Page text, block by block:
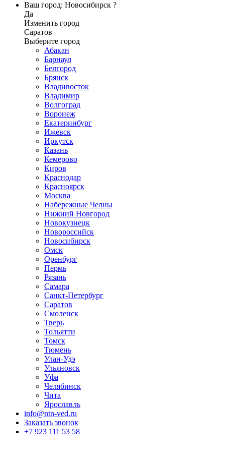
Ваш город: Новосибирск ?
Да
Изменить город
Саратов
Выберите город
Абакан
Барнаул
Белгород
Брянск
Владивосток
Владимир
Волгоград
Воронеж
Екатеринбург
Ижевск
Иркутск
Казань
Кемерово
Киров
Краснодар
Красноярск
Москва
Набережные Челны
Нижний Новгород
Новокузнецк
Новороссийск
Новосибирск
Омск
Оренбург
Пермь
Рязань
Самара
Санкт-Петербург
Саратов
Смоленск
Тверь
Тольятти
Томск
Тюмень
Улан-Удэ
Ульяновск
Уфа
Челябинск
Чита
Ярославль
info@ntn-ved.ru
Заказать звонок
+7 923 111 53 58